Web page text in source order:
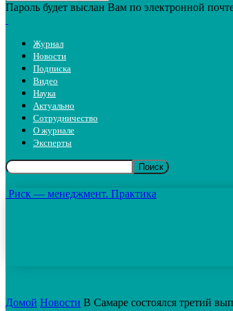
Пароль будет выслан Вам по электронной
Журнал
Новости
Подписка
Видео
Наука
Актуально
Сотрудничество
О журнале
Эксперты
Риск — менеджмент. Практика
Домой Новости В Самаре состоялся третий